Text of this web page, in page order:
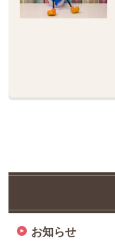
お知らせ